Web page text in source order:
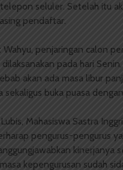
seluler. Setelah itu
pendaftar.
Wahyu, penjaringan calon
pada hari
akan ada masa libur
sekaligus buka puasa
Mahasiswa Sastra
pengurus-pengurus
kinerjanya
kepengurusan sudah